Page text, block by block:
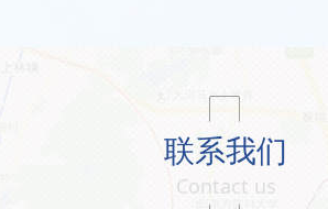
联系我们
Contact us